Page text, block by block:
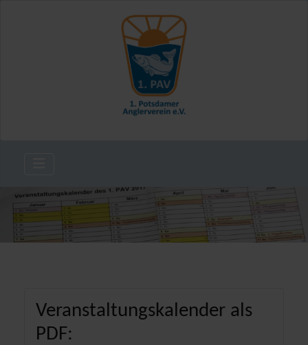
Veranstaltungskalender als
PDF: